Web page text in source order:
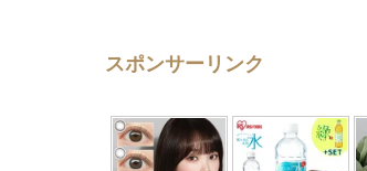
スポンサーリンク